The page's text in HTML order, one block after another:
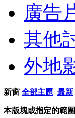
廣告
其他
外地
新窗 全部主題 最新
本版塊或指定的範